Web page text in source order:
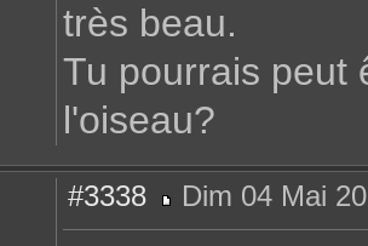
très beau.
Tu pourrais peut
l'oiseau?
#3338
e
Dim 04 Mai